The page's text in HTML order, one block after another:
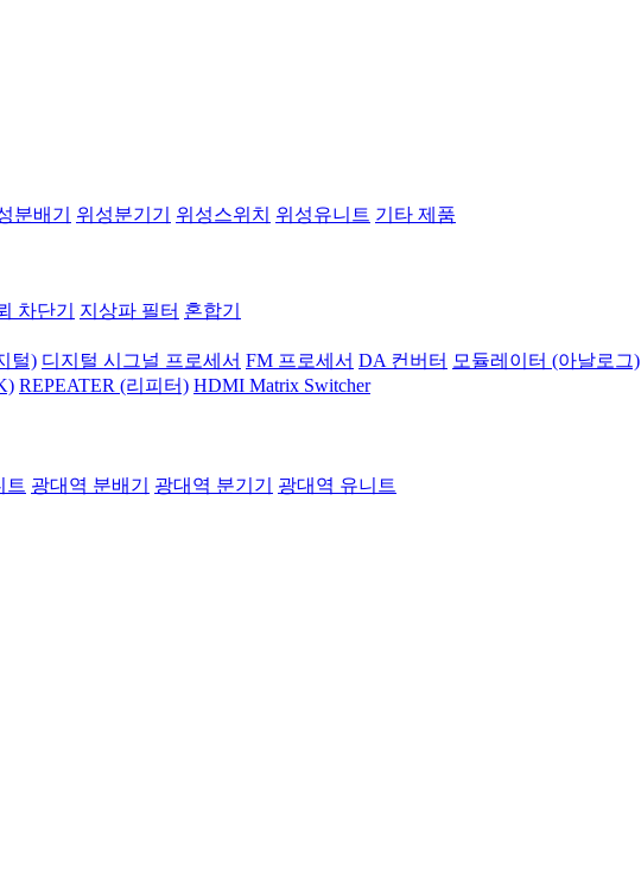
분배기 위성분기기 위성스위치 위성유니트 기타 제품
차단기 지상파 필터 혼합기
털) 디지털 시그널 프로세서 FM 프로세서 DA 컨버터 모듈레이터 (아날로그)
REPEATER (리피터) HDMI Matrix Switcher
트 광대역 분배기 광대역 분기기
광대역 유니트